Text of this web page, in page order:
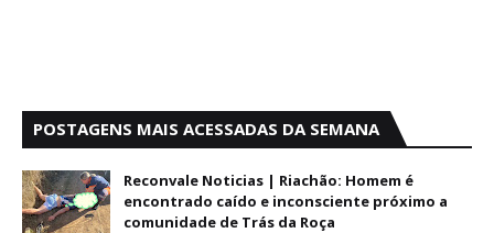
POSTAGENS MAIS ACESSADAS DA SEMANA
Reconvale Noticias | Riachão: Homem é
encontrado caído e inconsciente próximo a
comunidade de Trás da Roça